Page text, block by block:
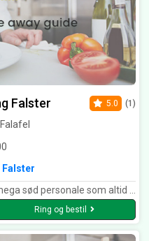
Falster 5.0 (1)
Falster
altid er venlige. hurtig levering som altid
Ring og bestil